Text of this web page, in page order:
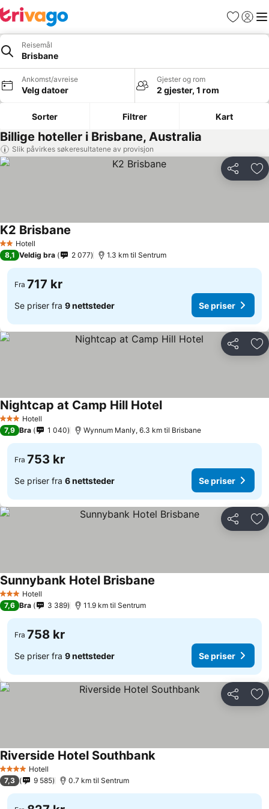
Favoritter
Logg
Reisemål
Brisbane
Ankomst/avreise
Velg datoer
Gjester og rom
2 gjester, 1 rom
Sorter Filtrer Kart
Billige hoteller i Brisbane, Australia
Slik påvirkes søkeresultatene av provisjon
Del
2 Stjerner
Hotell
K2 Brisbane
8,1 Veldig bra 2 077 1.3 km til Sentrum
Fra 717 kr
Se priser fra 9 nettsteder Se priser
Del
3 StjernerHotell
Nightcap at Camp Hill HotelSe priser
7,9 Bra 1 040 Wynnum Manly, 6.3 km til Brisbane
Fra 753 kr
Se priser fra 6 nettsteder Se priser
Del
3 StjernerHotell
Sunnybank Hotel Brisbane
7,6 Bra 3 389 11.9 km til Sentrum
Fra 758 kr
Se priser fra 9 nettsteder Se priser
Del
4 StjernerHotell
Riverside Hotel SouthbankSe priser
7,3 9 585 0.7 km til Sentrum